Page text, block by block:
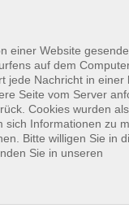
einer Website
auf dem
jede Nachricht in einer
Seite vom Server
Cookies wurden
sich Informationen zu
Bitte willigen Sie in
Sie in unseren